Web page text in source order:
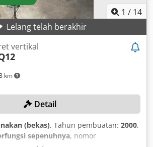
1 / 14
Lelang telah berakhir
km
vertikal
Detail
(bekas), Tahun pembuatan: 2000,
sepenuhnya, nomor